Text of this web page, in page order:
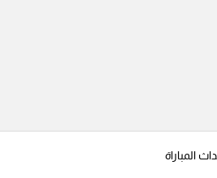
المباراة